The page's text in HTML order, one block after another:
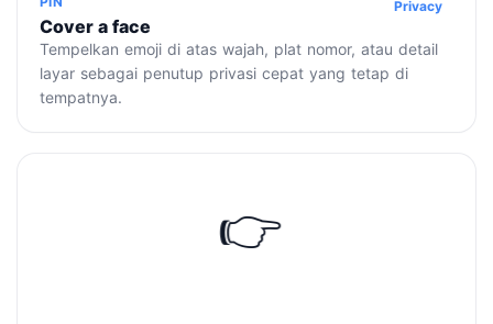
Cover a face
Privacy
Tempelkan emoji di atas wajah, plat nomor, atau detail
layar sebagai penutup privasi cepat yang tetap di
tempatnya.
👉